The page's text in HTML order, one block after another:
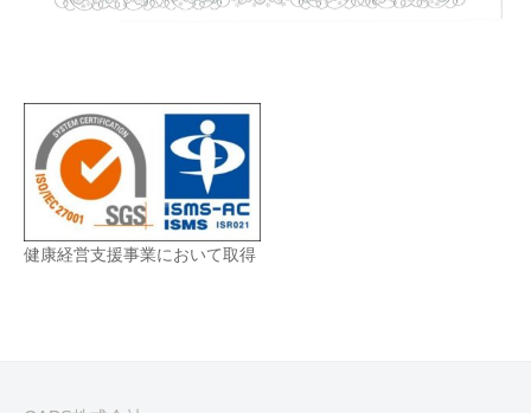
健康経営支援事業において取得